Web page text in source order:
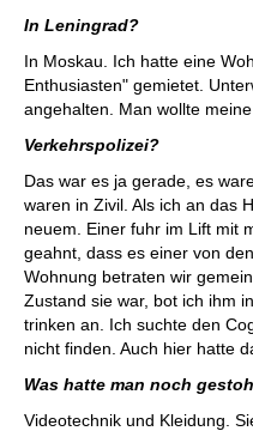
In Leningrad?
In Moskau. Ich hatte eine
Enthusiasten" gemietet.
angehalten. Man wollte
Verkehrspolizei?
Das war es ja gerade, es
waren in Zivil. Als ich an das
neuem. Einer fuhr im Lift mit
geahnt, dass es einer von
Wohnung betraten wir
Zustand sie war, bot ich ihm
trinken an. Ich suchte den
nicht finden. Auch hier hatte
Was hatte man noch
Videotechnik und Kleidung.